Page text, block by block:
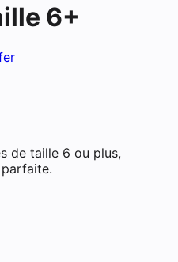
6+
de taille 6 ou plus,